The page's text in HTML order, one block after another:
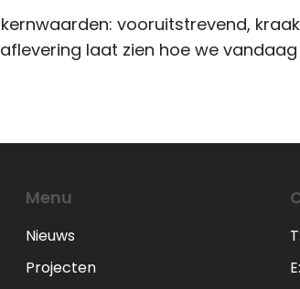
vooruitstrevend,
laat zien hoe we
Menu
Nieuws
Projecten